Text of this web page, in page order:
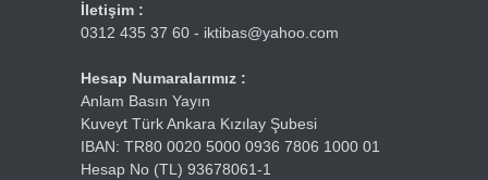
İletişim :
0312 435 37 60 - iktibas@yahoo.com
Hesap Numaralarımız :
Anlam Basın Yayın
Kuveyt Türk Ankara Kızılay Şubesi
IBAN: TR80 0020 5000 0936 7806 1000 01
Hesap No (TL) 93678061-1